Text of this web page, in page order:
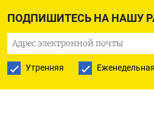
ПОДПИШИТЕСЬ НА НАШУ
Утренняя Еженедельная
Каллас.
Оригинал сообщения на
доступен по коду: